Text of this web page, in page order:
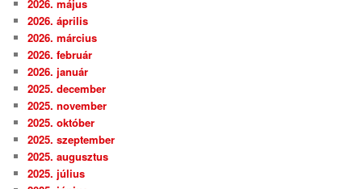
2026. május
2026. április
2026. március
2026. február
2026. január
2025. december
2025. november
2025. október
2025. szeptember
2025. augusztus
2025. július